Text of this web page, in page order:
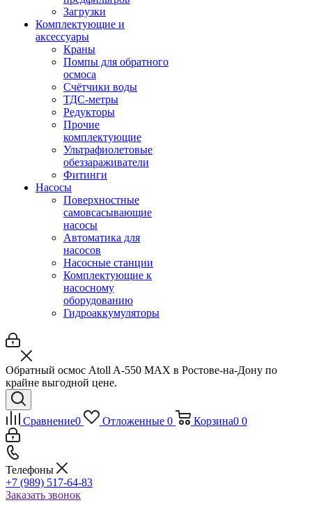
Загрузки
Комплектующие и
аксессуары
Краны
Помпы для обратного
осмоса
Счётчики воды
ТДС-метры
Редукторы
Прочие
комплектующие
Ультрафиолетовые
обеззараживатели
Фитинги
Насосы
Поверхностные
самовсасывающие
насосы
Автоматика для
насосов
Насосные станции
Комплектующие к
насосному
оборудованию
Гидроаккумуляторы
Обратный осмос Atoll A-550 МАХ в Ростове-на-Дону по
крайне выгодной цене.
Сравнение0 Отложенные 0 Корзина0 0
Телефоны
+7 (989) 517-64-83
Заказать звонок